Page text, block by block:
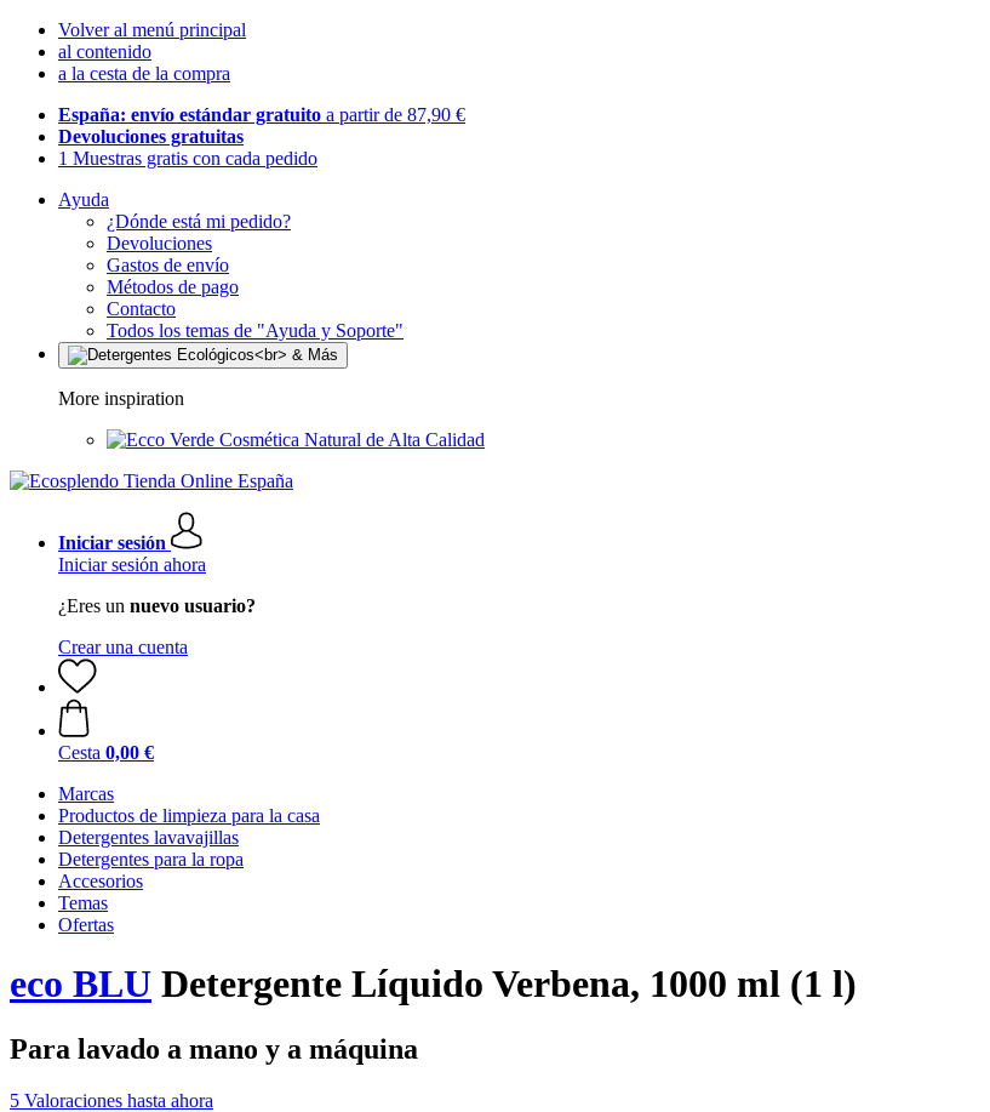
Volver al menú principal
al contenido
a la cesta de la compra
España: envío estándar gratuito a partir de 87,90 €
Devoluciones gratuitas
1 Muestras gratis con cada pedido
Ayuda
¿Dónde está mi pedido?
Devoluciones
Gastos de envío
Métodos de pago
Contacto
Todos los temas de "Ayuda y Soporte"
More inspiration
Cosmética Natural de Alta Calidad
Iniciar sesión
Iniciar sesión ahora
¿Eres un nuevo usuario?
Crear una cuenta
Cesta 0,00 €
Marcas
Productos de limpieza para la casa
Detergentes lavavajillas
Detergentes para la ropa
Accesorios
Temas
Ofertas
eco BLU Detergente Líquido Verbena, 1000 ml (1 l)
Para lavado a mano y a máquina
5 Valoraciones hasta ahora